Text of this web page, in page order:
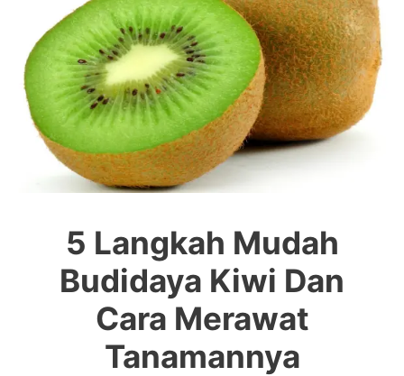
5 Langkah Mudah
Budidaya Kiwi Dan
Cara Merawat
Tanamannya